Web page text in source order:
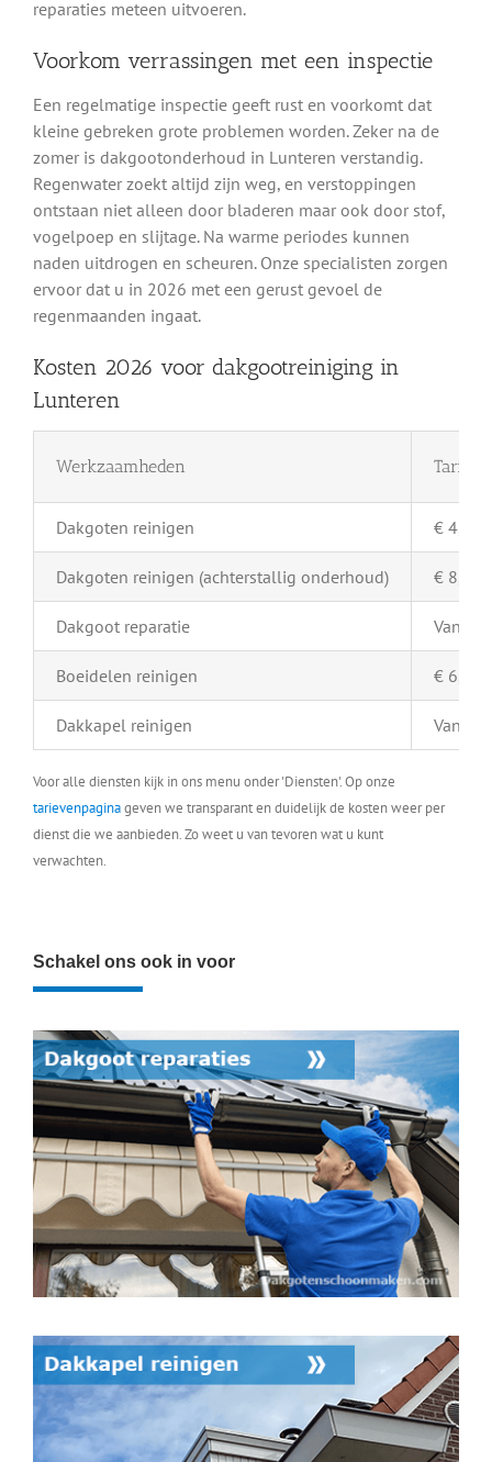
reparaties meteen uitvoeren.
Voorkom verrassingen met een inspectie
Een regelmatige inspectie geeft rust en voorkomt dat
kleine gebreken grote problemen worden. Zeker na de
zomer is dakgootonderhoud in Lunteren verstandig.
Regenwater zoekt altijd zijn weg, en verstoppingen
ontstaan niet alleen door bladeren maar ook door stof,
vogelpoep en slijtage. Na warme periodes kunnen
naden uitdrogen en scheuren. Onze specialisten zorgen
ervoor dat u in 2026 met een gerust gevoel de
regenmaanden ingaat.
Kosten 2026 voor dakgootreiniging in
Lunteren
Werkzaamheden Tarief
Dakgoten reinigen € 4,-
Dakgoten reinigen (achterstallig onderhoud) € 8,-
Dakgoot reparatie Vanaf
Boeidelen reinigen € 6,-
Dakkapel reinigen Vanaf
Voor alle diensten kijk in ons menu onder 'Diensten'. Op onze
tarievenpaginageven we transparant en duidelijk de kosten weer per
dienst die we aanbieden. Zo weet u van tevoren wat u kunt
verwachten.
Schakel ons ook in voor